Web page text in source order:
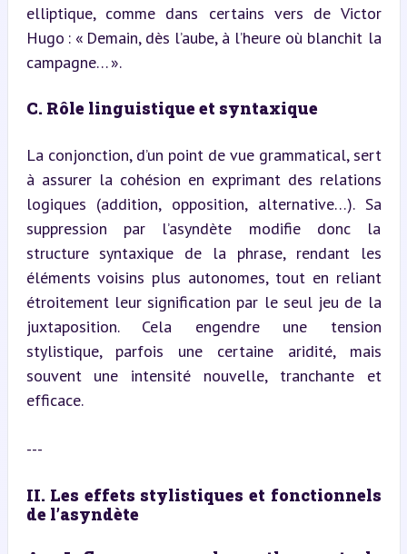
elliptique, comme dans certains vers de Victor
Hugo : « Demain, dès l’aube, à l’heure où blanchit la
campagne… ».
C. Rôle linguistique et syntaxique
La conjonction, d’un point de vue grammatical, sert
à assurer la cohésion en exprimant des relations
logiques (addition, opposition, alternative…). Sa
suppression par l’asyndète modifie donc la
structure syntaxique de la phrase, rendant les
éléments voisins plus autonomes, tout en reliant
étroitement leur signification par le seul jeu de la
juxtaposition. Cela engendre une tension
stylistique, parfois une certaine aridité, mais
souvent une intensité nouvelle, tranchante et
efficace.
---
II. Les effets stylistiques et fonctionnels
de l’asyndète